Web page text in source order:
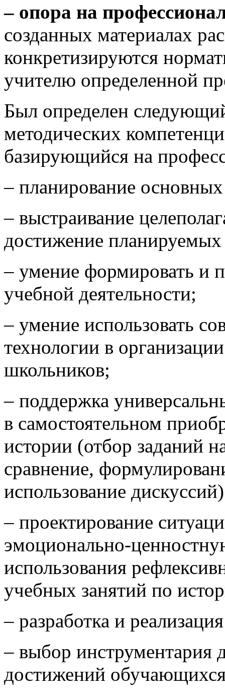
– опора на
созданных материалах
конкретизируются
учителю определенной
Был определен
методических
базирующийся на
– планирование
– выстраивание
достижение планируемых
– умение формировать и
учебной деятельности;
– умение использовать
технологии в
школьников;
– поддержка
в самостоятельном
истории (отбор заданий
сравнение,
использование
– проектирование
эмоционально-
использования
учебных занятий по
– разработка и
– выбор инструментария
достижений